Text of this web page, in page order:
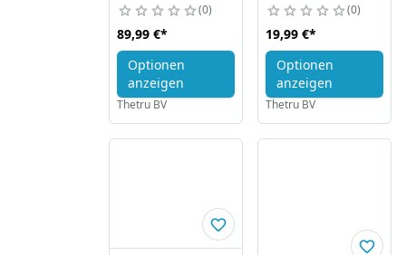
0
89,99 €*
Optionen
anzeigen
Thetru BV
0
19,99 €*
Optionen
anzeigen
Thetru BV